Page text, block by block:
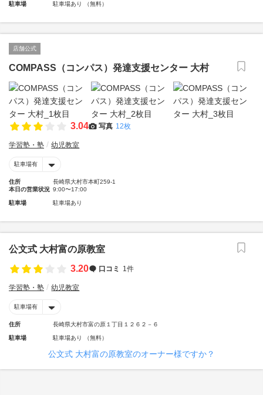
駐車場 駐車場あり （無料）
店舗公式
COMPASS（コンパス）発達支援センター 大村
3.04 写真 12枚
学習塾・塾 幼児教室
駐車場有
住所
長崎県大村市本町259-1
本日の営業状況 9:00〜17:00
駐車場 駐車場あり
公文式 大村富の原教室
3.20
口コミ 1件
学習塾・塾 幼児教室
駐車場有
住所 長崎県大村市富の原１丁目１２６２－６
駐車場 駐車場あり （無料）
公文式 大村富の原教室のオーナー様ですか？